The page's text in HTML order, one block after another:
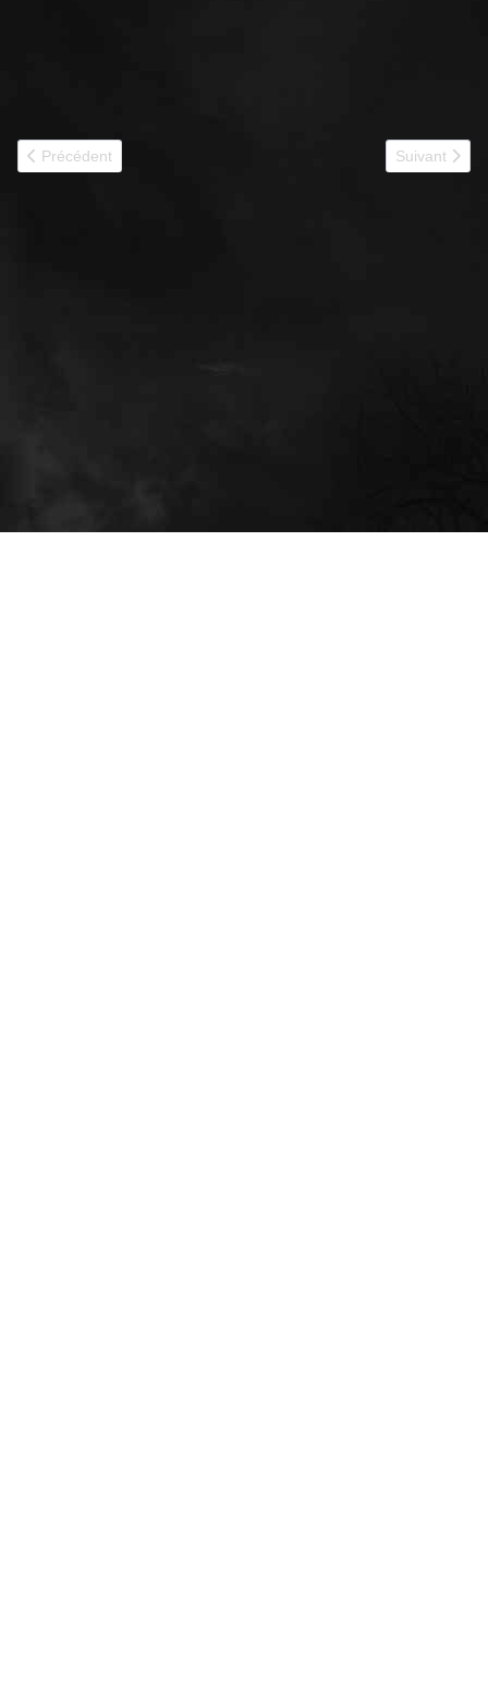
Article précédent : 1944 501e RCC Historique
Précédent Article
Suivant